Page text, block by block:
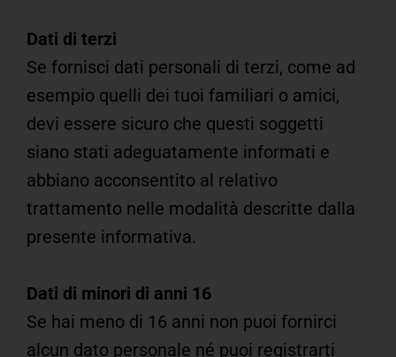
Dati di terzi
Se fornisci dati personali di terzi, come ad
esempio quelli dei tuoi familiari o amici,
devi essere sicuro che questi soggetti
siano stati adeguatamente informati e
abbiano acconsentito al relativo
trattamento nelle modalità descritte dalla
presente informativa.
Dati di minori di anni 16
Se hai meno di 16 anni non puoi fornirci
alcun dato personale né puoi registrarti